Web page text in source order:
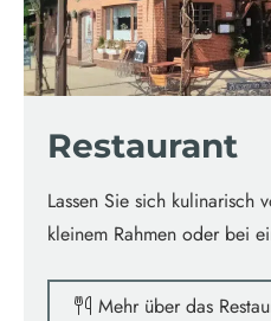
Restaurant
Lassen Sie sich
kleinem Rahmen oder bei
Mehr über das